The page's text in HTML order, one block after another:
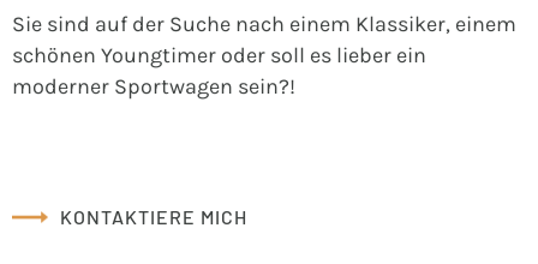
Sie sind auf der Suche nach einem Klassiker, einem
schönen Youngtimer oder soll es lieber ein
moderner Sportwagen sein?!
KONTAKTIERE MICH